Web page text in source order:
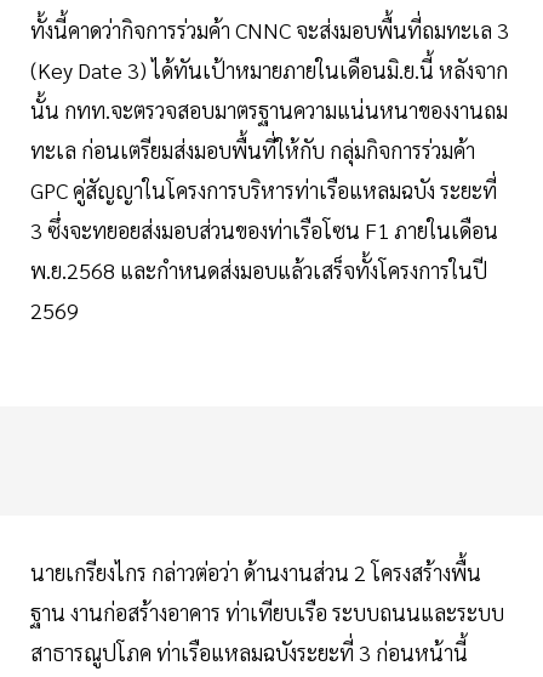
ทั้งนี้คาดว่ากิจการร่วมค้า CNNC จะส่งมอบพื้นที่ถมทะเล 3
(Key Date 3) ได้ทันเป้าหมายภายในเดือนมิ.ย.นี้ หลังจาก
นั้น กทท.จะตรวจสอบมาตรฐานความแน่นหนาของงานถม
ทะเล ก่อนเตรียมส่งมอบพื้นที่ให้กับ กลุ่มกิจการร่วมค้า
GPC คู่สัญญาในโครงการบริหารท่าเรือแหลมฉบัง ระยะที่
3 ซึ่งจะทยอยส่งมอบส่วนของท่าเรือโซน F1 ภายในเดือน
พ.ย.2568 และกำหนดส่งมอบแล้วเสร็จทั้งโครงการในปี
2569
นายเกรียงไกร กล่าวต่อว่า ด้านงานส่วน 2 โครงสร้างพื้น
ฐาน งานก่อสร้างอาคาร ท่าเทียบเรือ ระบบถนนและระบบ
สาธารณูปโภค ท่าเรือแหลมฉบังระยะที่ 3 ก่อนหน้านี้